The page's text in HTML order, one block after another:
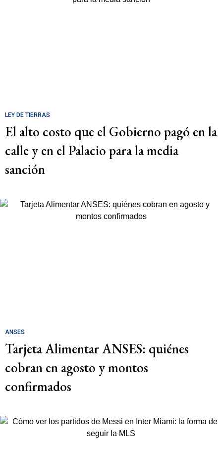
LEY DE TIERRAS
El alto costo que el Gobierno pagó en la
calle y en el Palacio para la media
sanción
ANSES
Tarjeta Alimentar ANSES: quiénes
cobran en agosto y montos
confirmados